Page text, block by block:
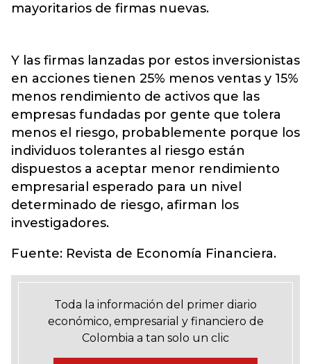
mayoritarios de firmas nuevas.
Y las firmas lanzadas por estos inversionistas
en acciones tienen 25% menos ventas y 15%
menos rendimiento de activos que las
empresas fundadas por gente que tolera
menos el riesgo, probablemente porque los
individuos tolerantes al riesgo están
dispuestos a aceptar menor rendimiento
empresarial esperado para un nivel
determinado de riesgo, afirman los
investigadores.
Fuente: Revista de Economía Financiera.
Toda la información del primer diario
económico, empresarial y financiero de
Colombia a tan solo un clic